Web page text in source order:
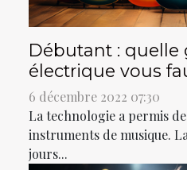
Débutant : quelle
électrique vous
6 décembre 2022 07:30
La technologie a permis
instruments de musique.
jours...